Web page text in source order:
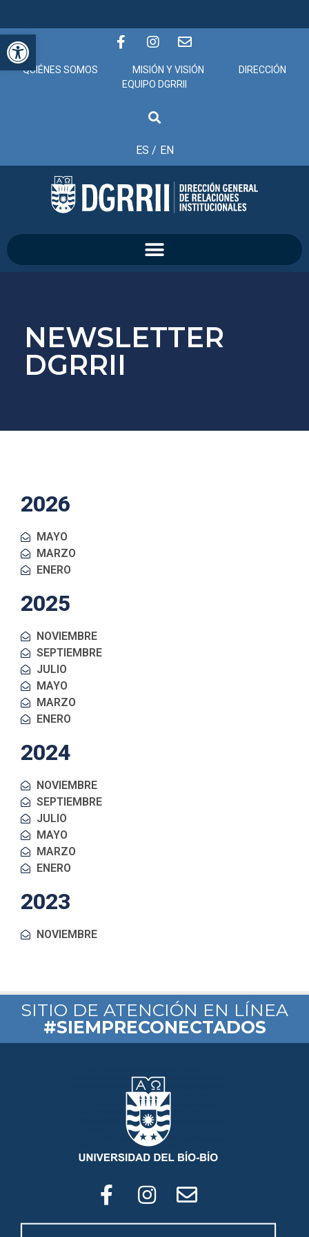
Abrir barra de herramientas
QUIÉNES SOMOS MISIÓN Y VISIÓN
DIRECCIÓN
EQUIPO DGRRII
ES / EN
NEWSLETTER
DGRRII
2026
MAYO
MARZO
ENERO
2025
NOVIEMBRE
SEPTIEMBRE
JULIO
MAYO
MARZO
ENERO
2024
NOVIEMBRE
SEPTIEMBRE
JULIO
MAYO
MARZO
ENERO
2023
NOVIEMBRE
SITIO DE ATENCIÓN EN LÍNEA
#SIEMPRECONECTADOS